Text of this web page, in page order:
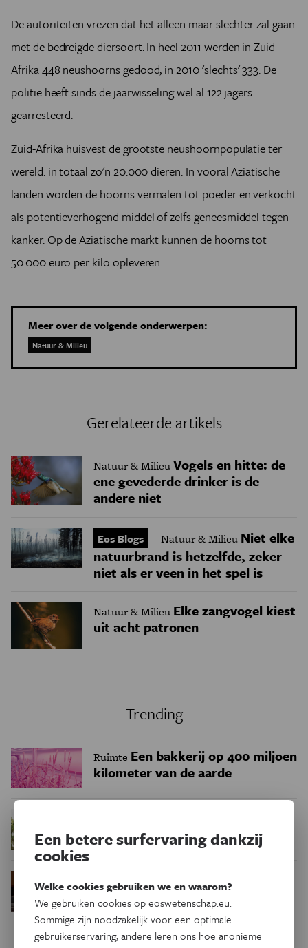
De autoriteiten vrezen dat het alleen maar slechter zal gaan
met de bedreigde diersoort. In heel 2011 werden in Zuid-
Afrika 448 neushoorns gedood, in 2010 'slechts' 333. De
politie heeft sinds de jaarwisseling wel al 122 jagers
gearresteerd.
Zuid-Afrika huisvest de grootste neushoornpopulatie ter
wereld: in totaal zo'n 20.000 dieren. In vooral Aziatische
landen worden de hoorns vermalen tot poeder en verkocht
als potentieverhogend middel of zelfs geneesmiddel tegen
kanker. Op de Aziatische markt kunnen de hoorns tot
50.000 euro per kilo opleveren.
Meer over de volgende onderwerpen:
Natuur & Milieu
Gerelateerde artikels
Natuur & MilieuVogels en hitte: de
ene gevederde drinker is de
andere niet
Eos Blogs Natuur & Milieu Niet elke
natuurbrand is hetzelfde, zeker
niet als er veen in het spel is
Natuur & Milieu Elke zangvogel kiest
uit acht patronen
Trending
Ruimte Een bakkerij op 400 miljoen
kilometer van de aarde
insecten in de winter?
Psyche & Brein
Waarom we tinnitus
in de hersenen moeten zoeken
Een betere surfervaring dankzij
cookies
Welke cookies gebruiken we en waarom?
We gebruiken cookies op eoswetenschap.eu.
Sommige zijn noodzakelijk voor een optimale
gebruikerservaring, andere leren ons hoe anonieme